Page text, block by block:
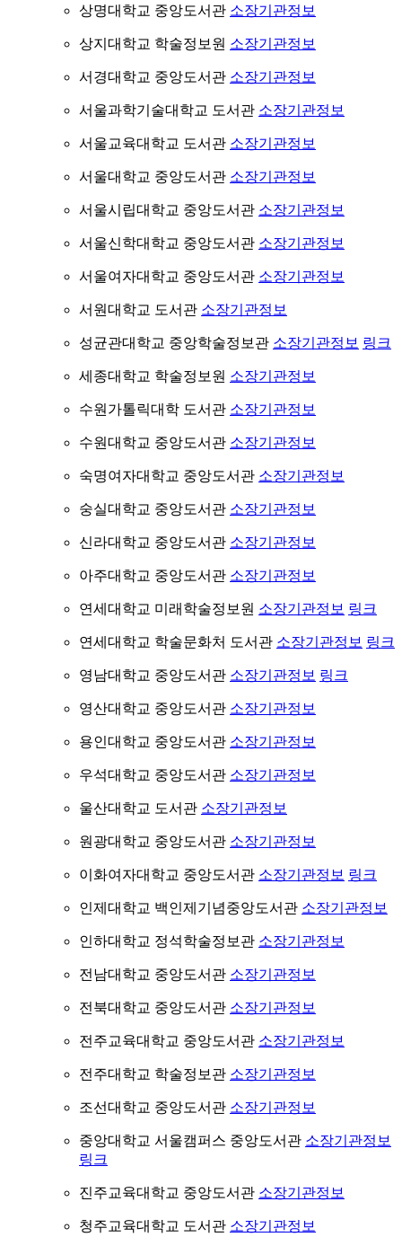
상명대학교 중앙도서관 소장기관정보
상지대학교 학술정보원 소장기관정보
서경대학교 중앙도서관 소장기관정보
서울과학기술대학교 도서관 소장기관정보
서울교육대학교 도서관 소장기관정보
서울대학교 중앙도서관 소장기관정보
서울시립대학교 중앙도서관 소장기관정보
서울신학대학교 중앙도서관 소장기관정보
서울여자대학교 중앙도서관 소장기관정보
서원대학교 도서관 소장기관정보
성균관대학교 중앙학술정보관 소장기관정보 링크
세종대학교 학술정보원 소장기관정보
수원가톨릭대학 도서관 소장기관정보
수원대학교 중앙도서관 소장기관정보
숙명여자대학교 중앙도서관 소장기관정보
숭실대학교 중앙도서관 소장기관정보
신라대학교 중앙도서관 소장기관정보
아주대학교 중앙도서관 소장기관정보
연세대학교 미래학술정보원 소장기관정보 링크
연세대학교 학술문화처 도서관 소장기관정보 링크
영남대학교 중앙도서관 소장기관정보 링크
영산대학교 중앙도서관 소장기관정보
용인대학교 중앙도서관 소장기관정보
우석대학교 중앙도서관 소장기관정보
울산대학교 도서관 소장기관정보
원광대학교 중앙도서관 소장기관정보
이화여자대학교 중앙도서관 소장기관정보 링크
인제대학교 백인제기념중앙도서관 소장기관정보
인하대학교 정석학술정보관 소장기관정보
전남대학교 중앙도서관 소장기관정보
전북대학교 중앙도서관 소장기관정보
전주교육대학교 중앙도서관 소장기관정보
전주대학교 학술정보관 소장기관정보
조선대학교 중앙도서관 소장기관정보
중앙대학교 서울캠퍼스 중앙도서관 소장기관정보
링크
진주교육대학교 중앙도서관 소장기관정보
청주교육대학교 도서관 소장기관정보